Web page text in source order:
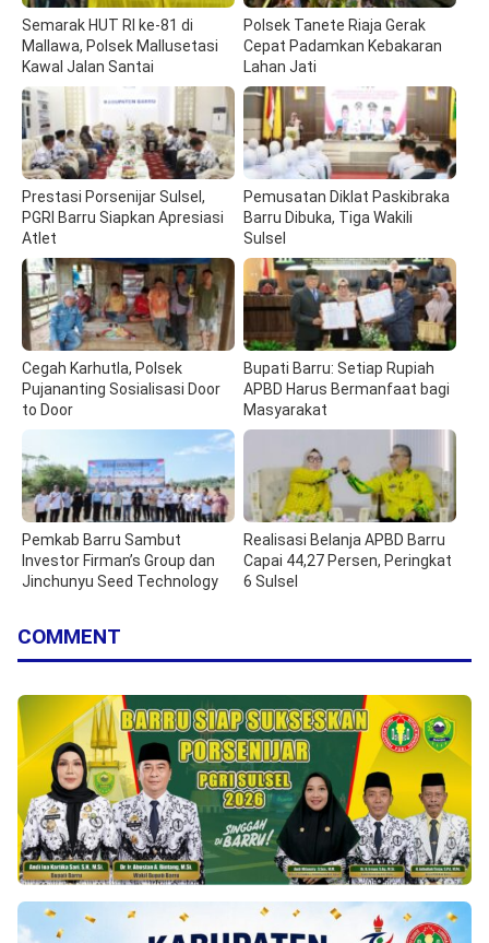
Semarak HUT RI ke-81 di
Mallawa, Polsek Mallusetasi
Kawal Jalan Santai
Polsek Tanete Riaja Gerak
Cepat Padamkan Kebakaran
Lahan Jati
Prestasi Porsenijar Sulsel,
PGRI Barru Siapkan Apresiasi
Atlet
Pemusatan Diklat Paskibraka
Barru Dibuka, Tiga Wakili
Sulsel
Cegah Karhutla, Polsek
Pujananting Sosialisasi Door
to Door
Bupati Barru: Setiap Rupiah
APBD Harus Bermanfaat bagi
Masyarakat
Pemkab Barru Sambut
Investor Firman’s Group dan
Jinchunyu Seed Technology
Realisasi Belanja APBD Barru
Capai 44,27 Persen, Peringkat
6 Sulsel
COMMENT